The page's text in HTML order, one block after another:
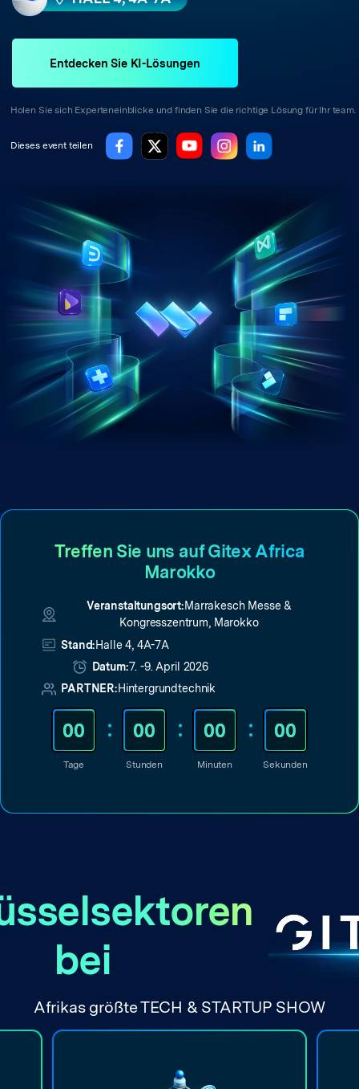
Entdecken Sie KI-Lösungen
Holen Sie sich Experteneinblicke und finden Sie die richtige Lösung für Ihr team.
Dieses event teilen
Treffen Sie uns auf Gitex Africa
Marokko
Veranstaltungsort:Marrakesch Messe &
Kongresszentrum, Marokko
Stand:Halle 4, 4A-7A
Datum:7. -9. April 2026
PARTNER:Hintergrundtechnik
00
Tage
00
Stunden
00
Minuten
00
Sekunden
bei
Afrikas größte TECH & STARTUP SHOW